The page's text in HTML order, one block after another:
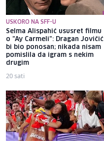
USKORO NA SFF-U
Selma Alispahić ususret filmu
o "Ay Carmeli": Dragan Jovičić
bi bio ponosan; nikada nisam
pomislila da igram s nekim
drugim
20 sati